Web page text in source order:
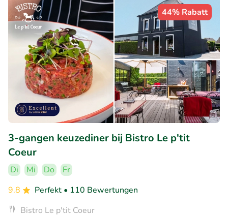
44% Rabatt
3-gangen keuzediner bij Bistro Le p'tit
Coeur
Di Mi Do
Fr
9.8
Perfekt • 110 Bewertungen
Bistro Le p'tit Coeur